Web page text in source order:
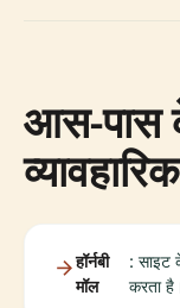
आस-पास
हॉर्नबी
मॉल
: साइट
करता